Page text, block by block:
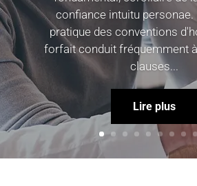
confiance intuitu personae.
pratique des conventions
forfait conduit fréquemment
clauses...
Lire plus